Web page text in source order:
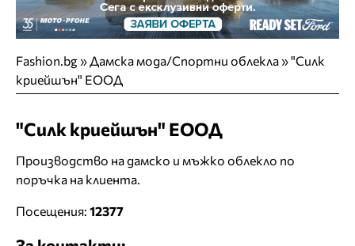
Fashion.bg»Дамска мода/Спортни облекла»"Силк
криейшън" ЕООД
"Силк криейшън" ЕООД
Производство на дамско и мъжко облекло по
поръчка на клиента.
Посещения: 12377